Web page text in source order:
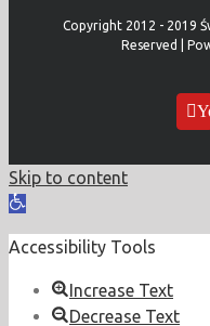
Copyright 2012 - 2019
Reserved |
Skip to content
Open
Accessibility Tools
Increase Text
Decrease Text